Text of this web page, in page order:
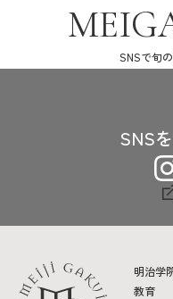
SNSで旬
SNS
明治学
教育